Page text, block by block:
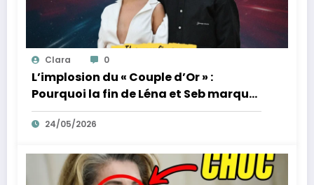
Clara 0
L’implosion du « Couple d’Or » :
Pourquoi la fin de Léna et Seb marque
la fin de l’innocence sur YouTube
24/05/2026